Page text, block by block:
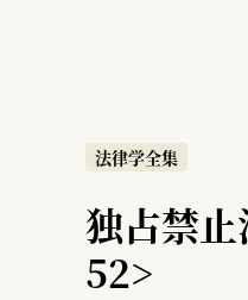
法律学全集
独占禁
52>